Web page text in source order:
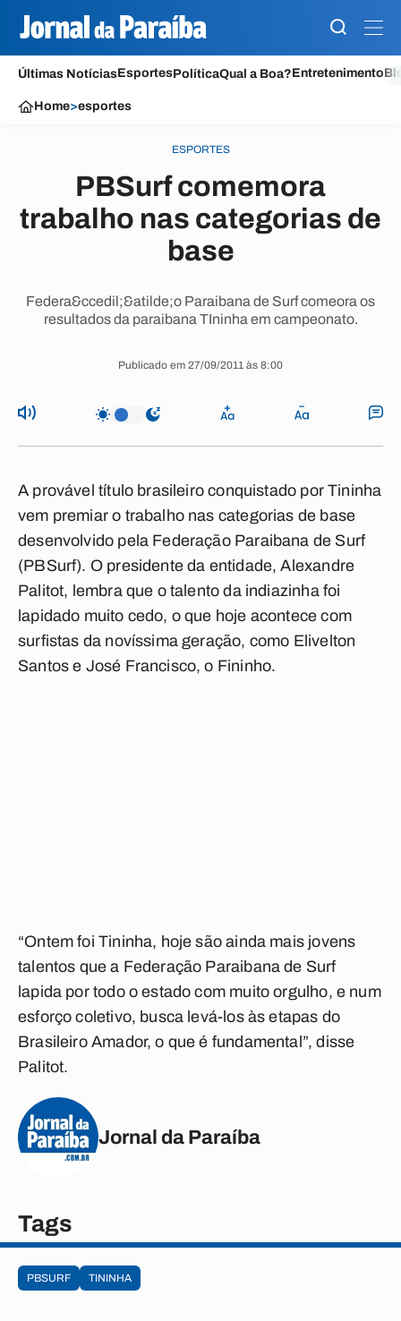
Últimas NotíciasEsportesPolíticaQual a Boa?Entretenimento
Home>esportes
ESPORTES
PBSurf comemora
trabalho nas categorias de
base
Federa&ccedil;&atilde;o Paraibana de Surf comeora os
resultados da paraibana TIninha em campeonato.
Publicado em 27/09/2011 às 8:00
A provável título brasileiro conquistado por Tininha
vem premiar o trabalho nas categorias de base
desenvolvido pela Federação Paraibana de Surf
(PBSurf). O presidente da entidade, Alexandre
Palitot, lembra que o talento da indiazinha foi
lapidado muito cedo, o que hoje acontece com
surfistas da novíssima geração, como Elivelton
Santos e José Francisco, o Fininho.
“Ontem foi Tininha, hoje são ainda mais jovens
talentos que a Federação Paraibana de Surf
lapida por todo o estado com muito orgulho, e num
esforço coletivo, busca levá-los às etapas do
Brasileiro Amador, o que é fundamental”, disse
Palitot.
Jornal da Paraíba
Tags
PBSURF TININHA